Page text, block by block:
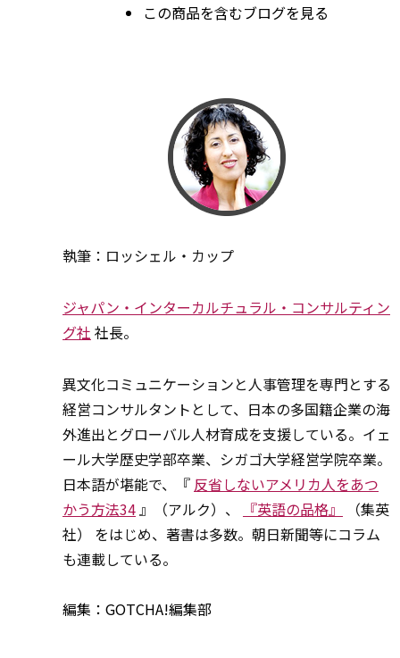
この商品を含むブログを見る
執筆：ロッシェル・カップ
ジャパン・インターカルチュラル・コンサルティン
グ社 社長。
異文化コミュニケーションと人事管理を専門とする
経営コンサルタントとして、日本の多国籍企業の海
外進出とグローバル人材育成を支援している。イェ
ール大学歴史学部卒業、シガゴ大学経営学院卒業。
日本語が堪能で、『 反省しないアメリカ人をあつ
かう方法34』（アルク）、 『英語の品格』
（集英
社） をはじめ、著書は多数。朝日新聞等にコラム
も連載している。
編集：GOTCHA!編集部